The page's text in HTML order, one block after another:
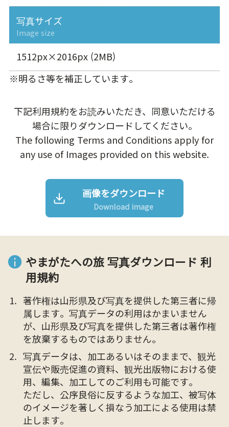
写真サイズ
Image size
1512px×2016px (2MB)
※明るさ等を補正しています。
下記利用規約をお読みいただき、同意いただける
場合に限りダウンロードしてください。
The following Terms and Conditions apply for
any use of Images provided on this website.
画像をダウンロード
Download image
やまがたへの旅 写真ダウンロード 利
用規約
著作権は山形県及び写真を提供した第三者に帰
属します。写真データの利用はかまいません
が、山形県及び写真を提供した第三者は著作権
を放棄するものではありません。
写真データは、加工あるいはそのままで、観光
宣伝や販売促進の資料、観光出版物における使
用、編集、加工してのご利用も可能です。
ただし、公序良俗に反するような加工、被写体
のイメージを著しく損なう加工による使用は禁
止します。